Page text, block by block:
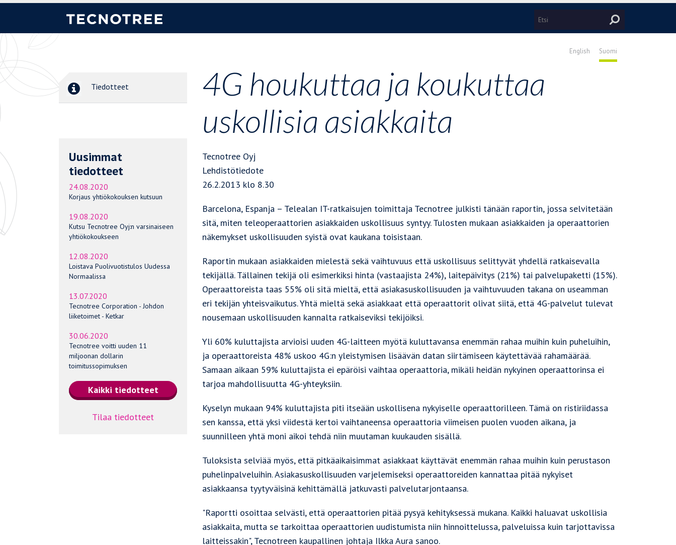
Suomi
English
Tiedotteet
Uusimmat
tiedotteet
24.08.2020
Korjaus yhtiökokouksen kutsuun
19.08.2020
Kutsu Tecnotree Oyj:n varsinaiseen
yhtiökokoukseen
12.08.2020
Loistava Puolivuotistulos Uudessa
Normaalissa
13.07.2020
Tecnotree Corporation - Johdon
liiketoimet - Ketkar
30.06.2020
Tecnotree voitti uuden 11
miljoonan dollarin
toimitussopimuksen
Tilaa tiedotteet
4G houkuttaa ja koukuttaa
uskollisia asiakkaita
Tecnotree Oyj
Lehdistötiedote
26.2.2013 klo 8.30
Barcelona, Espanja – Telealan IT-ratkaisujen toimittaja Tecnotree julkisti tänään raportin, jossa selvitetään
sitä, miten teleoperaattorien asiakkaiden uskollisuus syntyy. Tulosten mukaan asiakkaiden ja operaattorien
näkemykset uskollisuuden syistä ovat kaukana toisistaan.
Raportin mukaan asiakkaiden mielestä sekä vaihtuvuus että uskollisuus selittyvät yhdellä ratkaisevalla
tekijällä. Tällainen tekijä oli esimerkiksi hinta (vastaajista 24%), laitepäivitys (21%) tai palvelupaketti (15%).
Operaattoreista taas 55% oli sitä mieltä, että asiakasuskollisuuden ja vaihtuvuuden takana on useamman
eri tekijän yhteisvaikutus. Yhtä mieltä sekä asiakkaat että operaattorit olivat siitä, että 4G-palvelut tulevat
nousemaan uskollisuuden kannalta ratkaiseviksi tekijöiksi.
Yli 60% kuluttajista arvioisi uuden 4G-laitteen myötä kuluttavansa enemmän rahaa muihin kuin puheluihin,
ja operaattoreista 48% uskoo 4G:n yleistymisen lisäävän datan siirtämiseen käytettävää rahamäärää.
Samaan aikaan 59% kuluttajista ei epäröisi vaihtaa operaattoria, mikäli heidän nykyinen operaattorinsa ei
tarjoa mahdollisuutta 4G-yhteyksiin.
Kyselyn mukaan 94% kuluttajista piti itseään uskollisena nykyiselle operaattorilleen. Tämä on ristiriidassa
sen kanssa, että yksi viidestä kertoi vaihtaneensa operaattoria viimeisen puolen vuoden aikana, ja
suunnilleen yhtä moni aikoi tehdä niin muutaman kuukauden sisällä.
Tuloksista selviää myös, että pitkäaikaisimmat asiakkaat käyttävät enemmän rahaa muihin kuin perustason
puhelinpalveluihin. Asiakasuskollisuuden varjelemiseksi operaattoreiden kannattaa pitää nykyiset
asiakkaansa tyytyväisinä kehittämällä jatkuvasti palvelutarjontaansa.
"Raportti osoittaa selvästi, että operaattorien pitää pysyä kehityksessä mukana. Kaikki haluavat uskollisia
asiakkaita, mutta se tarkoittaa operaattorien uudistumista niin hinnoittelussa, palveluissa kuin tarjottavissa
laitteissakin", Tecnotreen kaupallinen johtaja Ilkka Aura sanoo.